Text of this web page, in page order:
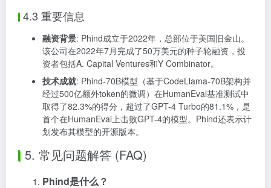
4.3 重要信息
融资背景: Phind成立于2022年，总部位于美国旧金山。
该公司在2022年7月完成了50万美元的种子轮融资，投
资者包括A. Capital Ventures和Y Combinator。
技术成就: Phind-70B模型（基于CodeLlama-70B架构并
经过500亿额外token的微调）在HumanEval基准测试中
取得了82.3%的得分，超过了GPT-4 Turbo的81.1%，是
首个在HumanEval上击败GPT-4的模型。Phind还表示计
划发布其模型的开源版本。
5. 常见问题解答 (FAQ)
Phind是什么？